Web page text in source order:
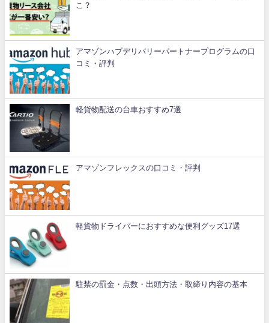
こ？
アマゾンハブデリバリーパートナープログラムの口
コミ・評判
軽貨物配送の台車おすすめ7選
アマゾンフレックスの口コミ・評判
軽貨物ドライバーにおすすめな便利グッズ17選
駐禁の罰金・点数・出頭方法・取締り内容の基本